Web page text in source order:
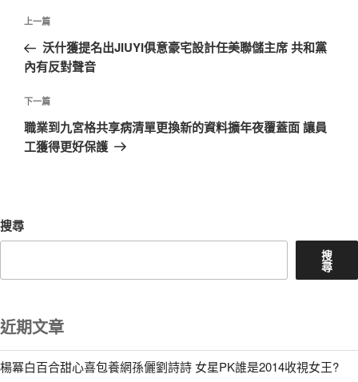
文
導
覽
上
一
篇
章
上一篇
沃什獲提名出JIUYI俱意豪宅設計任美聯儲主席 共和黨
內有反對聲音
下
一
篇
下一篇
職業到九宮格共享病清單更換新的資料擴年夜覆蓋面 讓員
工獲得更好保護
搜尋
搜
尋
近期文章
楊冪白百合甜心喜包養網孫儷劉詩詩 女星PK誰是2014收視女王?